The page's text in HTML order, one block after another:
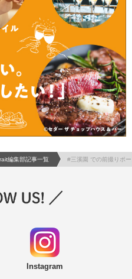
ーム
編集部記事一覧 #三溪園 での前撮りポ
Instagram